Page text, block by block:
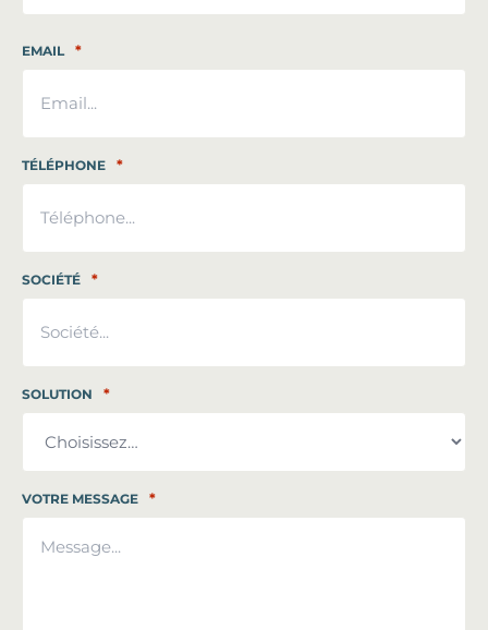
EMAIL *
TÉLÉPHONE *
SOCIÉTÉ *
SOLUTION *
VOTRE MESSAGE *